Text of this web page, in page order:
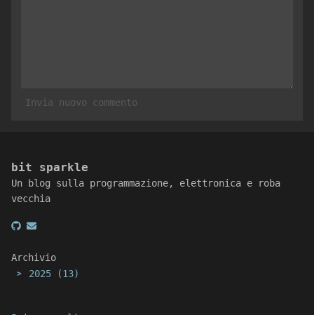
Invia nuovo commento
bit sparkle
Un blog sulla programmazione, elettronica e roba
vecchia
Archivio
> 2025 (13)